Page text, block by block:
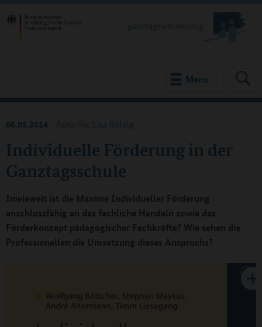
Menu
Individuelle Förderung in der
Ganztagsschule
06.05.2014 Autor/in: Lisa Röhrig
Inwieweit ist die Maxime Individueller Förderung
anschlussfähig an das fachliche Handeln sowie das
Förderkonzept pädagogischer Fachkräfte? Wie sehen die
Professionellen die Umsetzung dieses Anspruchs?